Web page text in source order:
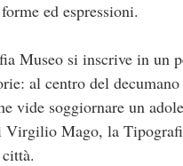
ed espressioni.
Museo si inscrive in un
al centro del
vide soggiornare un
Virgilio Mago, la